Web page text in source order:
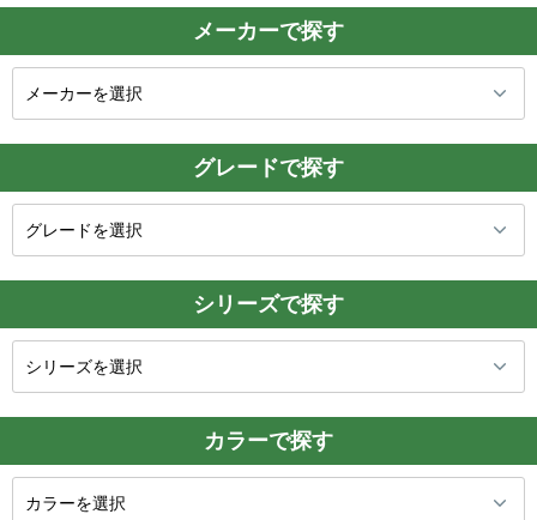
メーカーで探す
グレードで探す
シリーズで探す
カラーで探す